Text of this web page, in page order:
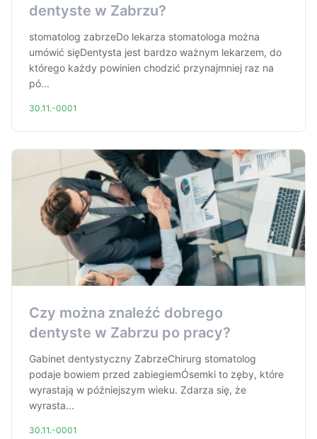
dentyste w Zabrzu?
stomatolog zabrzeDo lekarza stomatologa można
umówić sięDentysta jest bardzo ważnym lekarzem, do
którego każdy powinien chodzić przynajmniej raz na
pó...
30.11.-0001
Czy można znaleźć dobrego
dentyste w Zabrzu po pracy?
Gabinet dentystyczny ZabrzeChirurg stomatolog
podaje bowiem przed zabiegiemÓsemki to zęby, które
wyrastają w późniejszym wieku. Zdarza się, że
wyrasta...
30.11.-0001